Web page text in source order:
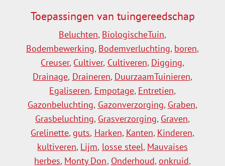
Toepassingen van tuingereedschap
Beluchten, BiologischeTuin,
Bodembewerking, Bodemverluchting, boren,
Creuser, Cultiver, Cultiveren, Digging,
Drainage, Draineren, DuurzaamTuinieren,
Egaliseren, Empotage, Entretien,
Gazonbeluchting, Gazonverzorging, Graben,
Grasbeluchting, Grasverzorging, Graven,
Grelinette,guts, Harken, Kanten, Kinderen,
kultiveren, Lijm, losse steel, Mauvaises
herbes, Monty Don, Onderhoud, onkruid,